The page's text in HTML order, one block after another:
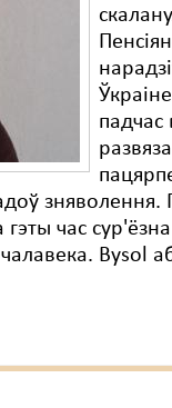
падчас
зняволення.
час сур'ёзна
Bysol